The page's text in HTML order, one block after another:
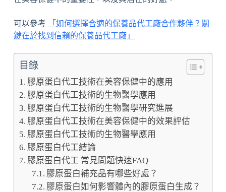
可以參考
「如何選擇合適的保養品代工廠合作夥伴？關
鍵在於找到信賴的保養品代工廠」
目錄
膠原蛋白代工技術在美容保健中的應用
膠原蛋白代工技術的生物醫學應用
膠原蛋白代工技術的生物醫學研究進展
膠原蛋白代工技術在美容保健中的效果評估
膠原蛋白代工技術的生物醫學應用
膠原蛋白代工結論
膠原蛋白代工 常見問題快速FAQ
膠原蛋白補充品有哪些好處？
膠原蛋白如何影響體內的膠原蛋白生成？